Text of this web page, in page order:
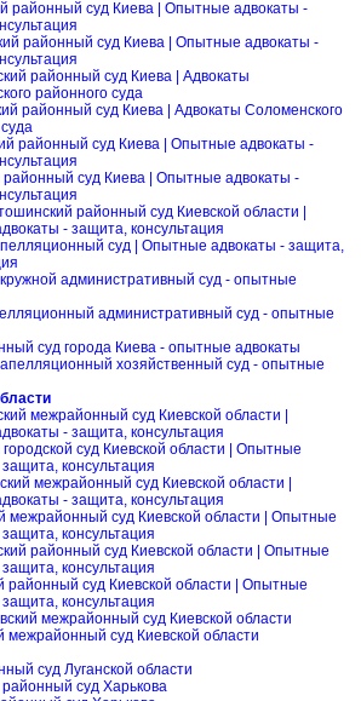
районный суд Киева | Опытные адвокаты -
районный суд Киева | Опытные адвокаты -
районный суд Киева | Адвокаты
районного суда
районный суд Киева | Адвокаты Соломенского
районный суд Киева | Опытные адвокаты -
районный суд Киева | Опытные адвокаты -
районный суд Киевской области |
- защита, консультация
суд | Опытные адвокаты - защита,
административный суд - опытные
административный суд - опытные
суд города Киева - опытные адвокаты
хозяйственный суд - опытные
межрайонный суд Киевской области |
- защита, консультация
суд Киевской области | Опытные
консультация
межрайонный суд Киевской области |
- защита, консультация
межрайонный суд Киевской области | Опытные
консультация
районный суд Киевской области | Опытные
консультация
районный суд Киевской области | Опытные
консультация
межрайонный суд Киевской области
межрайонный суд Киевской области
суд Луганской области
суд Харькова